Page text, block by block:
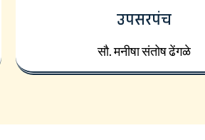
उपसरपंच
सौ. मनीषा संतोष ढेंगळे